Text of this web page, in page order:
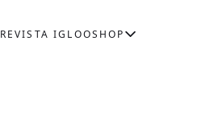
REVISTA IGLOOSHOP